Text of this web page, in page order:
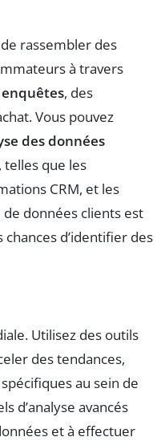
rassembler des
à travers
enquêtes, des
Vous pouvez
des données
que les
CRM, et les
données clients est
d’identifier des
Utilisez des outils
des tendances,
au sein de
d’analyse avancés
et à effectuer